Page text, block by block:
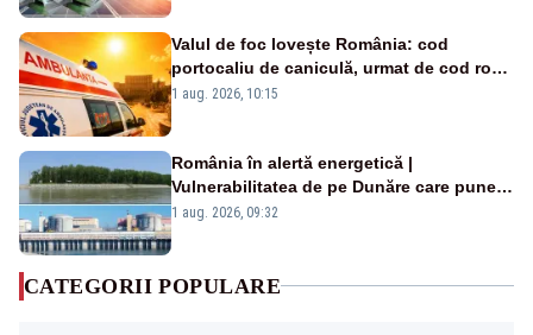
Valul de foc lovește România: cod
portocaliu de caniculă, urmat de cod roșu
duminică. Temperaturile urcă spre 40°C
1 aug. 2026, 10:15
România în alertă energetică |
Vulnerabilitatea de pe Dunăre care pune
în pericol Centrala Cernavodă era
1 aug. 2026, 09:32
CATEGORII POPULARE